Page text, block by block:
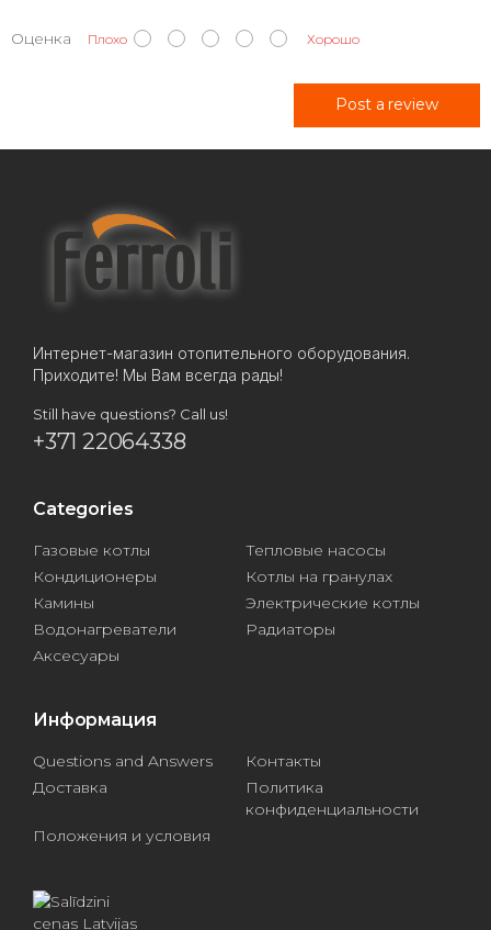
Оценка Плохо Хорошо
Post a review
Интернет-магазин отопительного оборудования.
Приходите! Мы Вам всегда рады!
Still have questions? Call us!
+371 22064338
Categories
Газовые котлы
Тепловые насосы
Кондиционеры
Котлы на гранулах
Камины
Электрические котлы
Водонагреватели
Радиаторы
Аксесуары
Информация
Questions and Answers
Контакты
Доставка
Политика
конфиденциальности
Положения и условия